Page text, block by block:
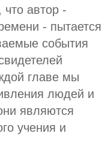
автор -
- пытается
события
главе мы
людей и
являются
учения и